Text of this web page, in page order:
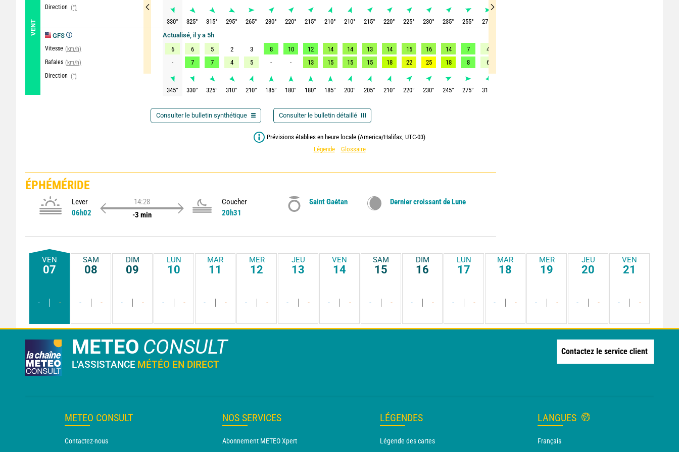
VENT
Direction (°)
GFS
Vitesse (km/h)
Rafales (km/h)
Direction (°)
330° 325° 315° 295° 265° 230° 220° 215° 210° 210° 215° 220° 225° 230° 235° 255° 275
Actualisé, il y a 5h
6
6 5 2 3 8 10 12 14 14 13 14 15 16 14 7 4
-
7 7 4 5 - - 13 15 15 15 18 22 25 18 8 6
345° 330° 325° 310° 210° 185° 180° 180° 185° 200° 205° 210° 220° 230° 245° 275° 315
Consulter le bulletin synthétique Consulter le bulletin détaillé
Prévisions établies en heure locale (America/Halifax, UTC-03)
Légende
Glossaire
ÉPHÉMÉRIDE
Lever
06h02
14:28
-3 min
Coucher
20h31
Saint Gaétan Dernier croissant de Lune
VEN
07
- -
SAM
08
- -
DIM
09
- -
LUN
10
- -
MAR
11
- -
MER
12
- -
JEU
13
- -
VEN
14
- -
SAM
15
- -
DIM
16
- -
LUN
17
- -
MAR
18
- -
MER
19
- -
JEU
20
- -
VEN
21
- -
METEO CONSULT
L'ASSISTANCE MÉTÉO EN DIRECT
Contactez le service client
METEO CONSULT
Contactez-nous
NOS SERVICES
Abonnement METEO Xpert
LÉGENDES
Légende des cartes
LANGUES
Français